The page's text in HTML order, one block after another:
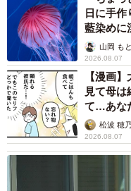
日に手
藍染め
ごい」
山岡 も
2026.08.07
【漫画
見て母
て…あな
松波 穂
2026.08.07